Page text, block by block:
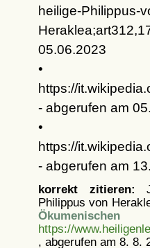
heilige-Philippus-
05.06.2023
•
https://
- abgerufen am
•
https://
- abgerufen am
korrekt zitieren:
Philippus von
Ökumenischen
https://
, abgerufen am 8. 8.